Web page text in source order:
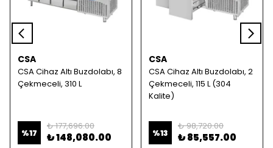
CSA
CSA Cihaz Altı Buzdolabı, 8
Çekmeceli, 310 L
%17
₺ 177,696.00
₺ 148,080.00
CSA
CSA Cihaz Altı Buzdolabı, 2
Çekmeceli, 115 L (304
Kalite)
%13
₺ 98,720.00
₺ 85,557.00